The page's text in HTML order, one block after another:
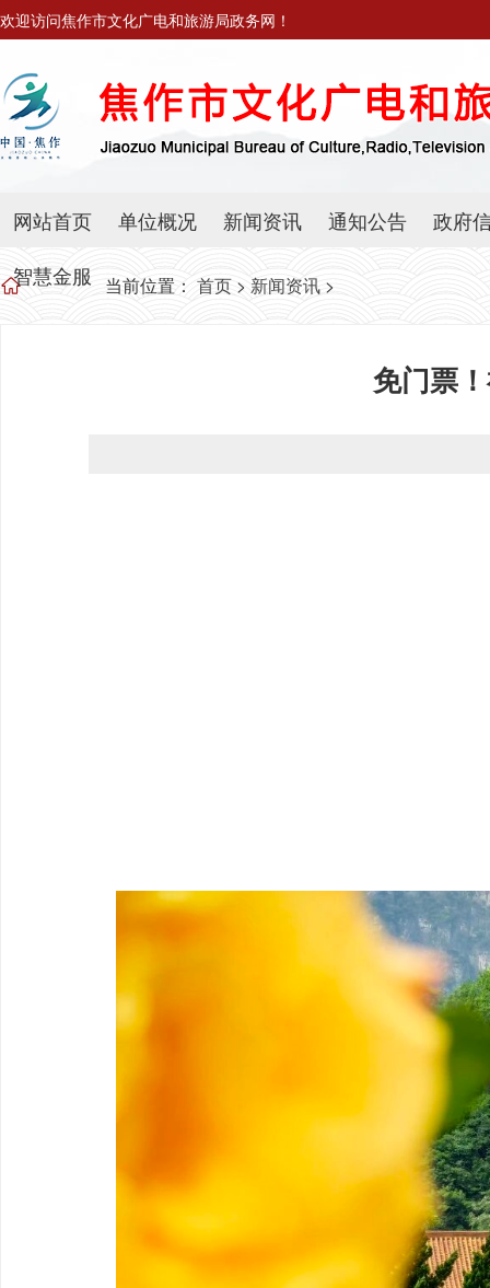
欢迎访问焦作市文化广电和旅游局政务网！
网站首页 单位概况 新闻资讯 通知公告
政府
智慧金服
当前位置： 首页 > 新闻资讯 >
免门票